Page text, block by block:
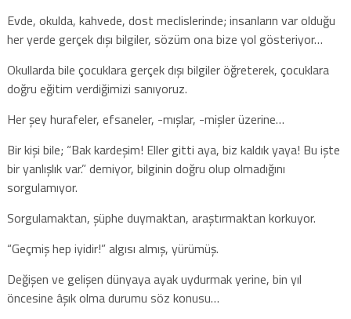
Evde, okulda, kahvede, dost meclislerinde; insanların var olduğu
her yerde gerçek dışı bilgiler, sözüm ona bize yol gösteriyor…
Okullarda bile çocuklara gerçek dışı bilgiler öğreterek, çocuklara
doğru eğitim verdiğimizi sanıyoruz.
Her şey hurafeler, efsaneler, -mışlar, -mişler üzerine…
Bir kişi bile; “Bak kardeşim! Eller gitti aya, biz kaldık yaya! Bu işte
bir yanlışlık var.” demiyor, bilginin doğru olup olmadığını
sorgulamıyor.
Sorgulamaktan, şüphe duymaktan, araştırmaktan korkuyor.
“Geçmiş hep iyidir!” algısı almış, yürümüş.
Değişen ve gelişen dünyaya ayak uydurmak yerine, bin yıl
öncesine âşık olma durumu söz konusu…